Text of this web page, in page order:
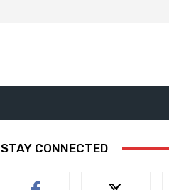
STAY CONNECTED